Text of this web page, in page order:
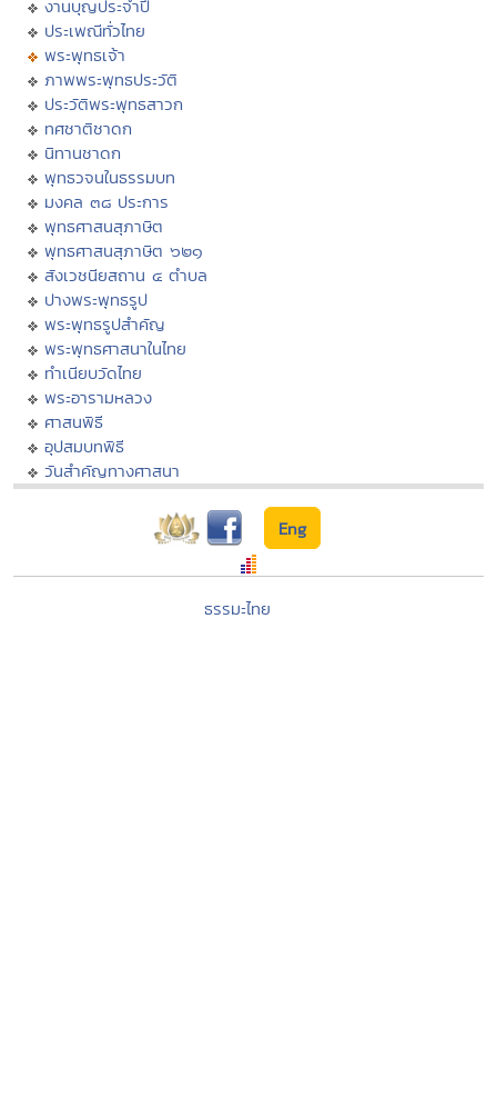
งานบุญประจำปี
ประเพณีทั่วไทย
พระพุทธเจ้า
ภาพพระพุทธประวัติ
ประวัติพระพุทธสาวก
ทศชาติชาดก
นิทานชาดก
พุทธวจนในธรรมบท
มงคล ๓๘ ประการ
พุทธศาสนสุภาษิต
พุทธศาสนสุภาษิต ๖๒๑
สังเวชนียสถาน ๔ ตำบล
ปางพระพุทธรูป
พระพุทธรูปสำคัญ
พระพุทธศาสนาในไทย
ทำเนียบวัดไทย
พระอารามหลวง
ศาสนพิธี
อุปสมบทพิธี
วันสำคัญทางศาสนา
Eng
ธรรมะไทย